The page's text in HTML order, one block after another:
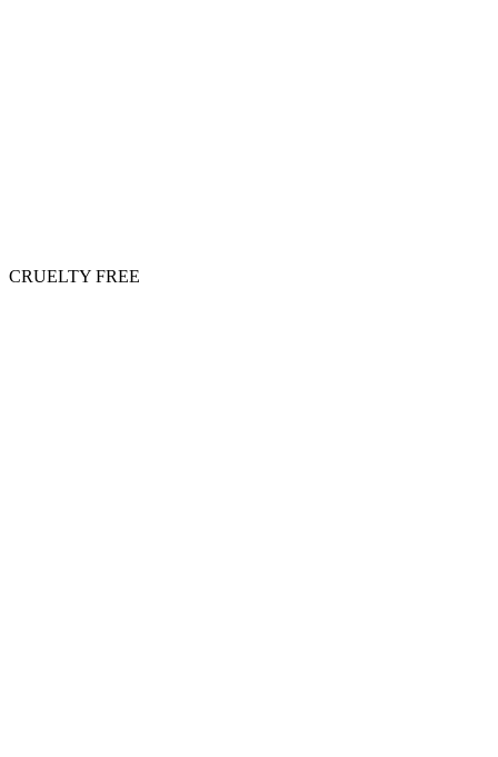
CRUELTY FREE